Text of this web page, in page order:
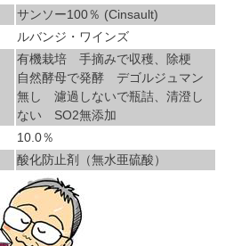
サンソー100％ (Cinsault)
ルバンジ・ワインズ
有機栽培 手摘みで収穫、除梗
自然酵母で発酵 デゴルジュマン
無し 濾過しないで瓶詰、清澄し
ない SO2無添加
10.0％
酸化防止剤（無水亜硫酸）